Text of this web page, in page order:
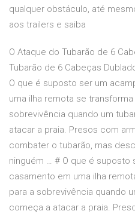
qualquer obstáculo, até
aos trailers e saiba
O Ataque do Tubarão de 6
Tubarão de 6 Cabeças
O que é suposto ser um
uma ilha remota se
sobrevivência quando um
atacar a praia. Presos com
combater o tubarão, mas
ninguém … # O que é suposto
casamento em uma ilha
para a sobrevivência quando
começa a atacar a praia.